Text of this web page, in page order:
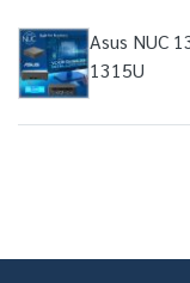
Asus NUC
1315U